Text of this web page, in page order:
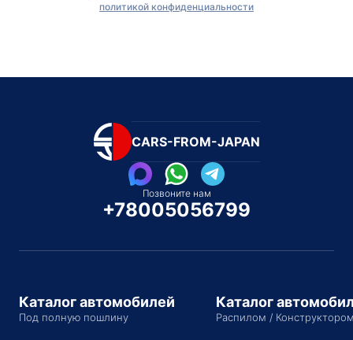
политикой конфиденциальности
CARS-FROM-JAPAN
Позвоните нам
+78005056799
Каталог автомобилей
Под полную пошлину
Каталог
Распилом /